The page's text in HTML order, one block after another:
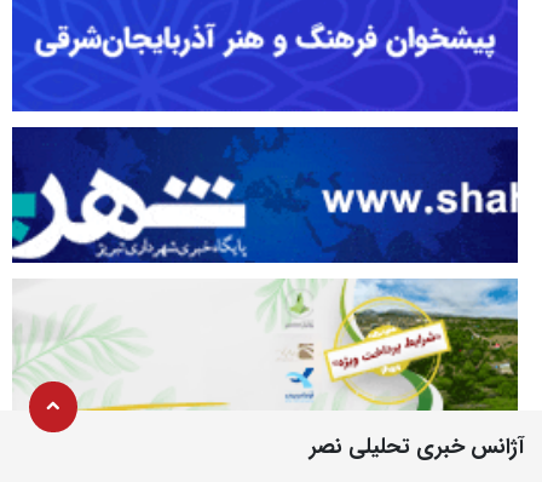
آژانس خبری تحلیلی نصر